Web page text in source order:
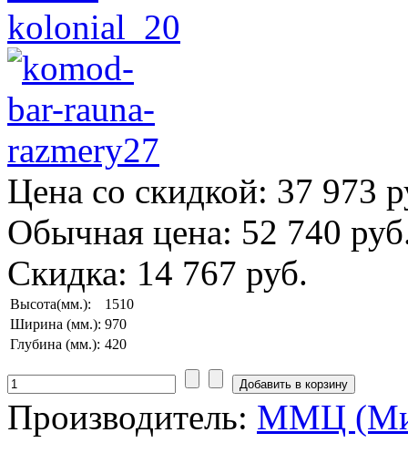
Цена со скидкой: 37 973
Обычная цена: 52 740
Скидка: 14 767 руб.
Высота(мм.):
1510
Ширина (мм.): 970
Глубина (мм.): 420
Производитель: ММЦ